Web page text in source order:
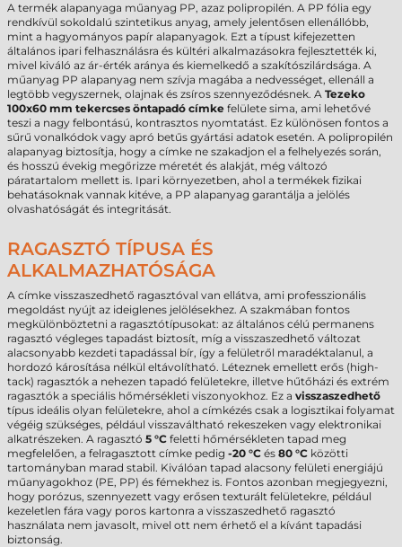
A termék alapanyaga műanyag PP, azaz polipropilén. A PP fólia egy
rendkívül sokoldalú szintetikus anyag, amely jelentősen ellenállóbb,
mint a hagyományos papír alapanyagok. Ezt a típust kifejezetten
általános ipari felhasználásra és kültéri alkalmazásokra fejlesztették ki,
mivel kiváló az ár-érték aránya és kiemelkedő a szakítószilárdsága. A
műanyag PP alapanyag nem szívja magába a nedvességet, ellenáll a
legtöbb vegyszernek, olajnak és zsíros szennyeződésnek. A Tezeko
100x60 mm tekercses öntapadó címke felülete sima, ami lehetővé
teszi a nagy felbontású, kontrasztos nyomtatást. Ez különösen fontos a
sűrű vonalkódok vagy apró betűs gyártási adatok esetén. A polipropilén
alapanyag biztosítja, hogy a címke ne szakadjon el a felhelyezés során,
és hosszú évekig megőrizze méretét és alakját, még változó
páratartalom mellett is. Ipari környezetben, ahol a termékek fizikai
behatásoknak vannak kitéve, a PP alapanyag garantálja a jelölés
olvashatóságát és integritását.
RAGASZTÓ TÍPUSA ÉS
ALKALMAZHATÓSÁGA
A címke visszaszedhető ragasztóval van ellátva, ami professzionális
megoldást nyújt az ideiglenes jelölésekhez. A szakmában fontos
megkülönböztetni a ragasztótípusokat: az általános célú permanens
ragasztó végleges tapadást biztosít, míg a visszaszedhető változat
alacsonyabb kezdeti tapadással bír, így a felületről maradéktalanul, a
hordozó károsítása nélkül eltávolítható. Léteznek emellett erős (high-
tack) ragasztók a nehezen tapadó felületekre, illetve hűtőházi és extrém
ragasztók a speciális hőmérsékleti viszonyokhoz. Ez a visszaszedhető
típus ideális olyan felületekre, ahol a címkézés csak a logisztikai folyamat
végéig szükséges, például visszaváltható rekeszeken vagy elektronikai
alkatrészeken. A ragasztó 5 °C feletti hőmérsékleten tapad meg
megfelelően, a felragasztott címke pedig -20 °C és 80 °C közötti
tartományban marad stabil. Kiválóan tapad alacsony felületi energiájú
műanyagokhoz (PE, PP) és fémekhez is. Fontos azonban megjegyezni,
hogy porózus, szennyezett vagy erősen texturált felületekre, például
kezeletlen fára vagy poros kartonra a visszaszedhető ragasztó
használata nem javasolt, mivel ott nem érhető el a kívánt tapadási
biztonság.